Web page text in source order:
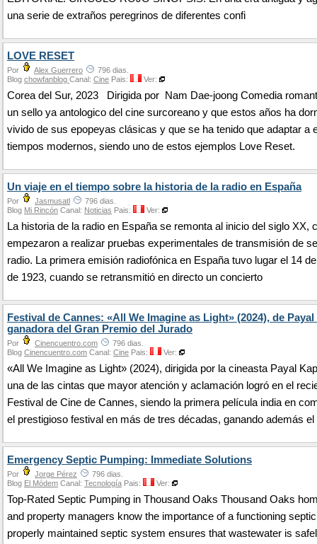
una serie de extraños peregrinos de diferentes confi
LOVE RESET
Por Alex Guerrero
796 dias.
Blog chowfanblog Canal: Cine Pais: Ver:
Corea del Sur, 2023 Dirigida por Nam Dae-joong Comedia
un sello ya antologico del cine surcoreano y que estos años ha
vivido de sus epopeyas clásicas y que se ha tenido que adaptar a
tiempos modernos, siendo uno de estos ejemplos Love Reset.
Un viaje en el tiempo sobre la historia de la radio en España
Por Jasmusatl
796 dias.
Blog Mi Rincón Canal: Noticias Pais: Ver:
La historia de la radio en España se remonta al inicio del siglo XX,
empezaron a realizar pruebas experimentales de transmisión de
radio. La primera emisión radiofónica en España tuvo lugar el 14
de 1923, cuando se retransmitió en directo un concierto
Festival de Cannes: «All We Imagine as Light» (2024), de
ganadora del Gran Premio del Jurado
Por Cinencuentro.com
796 dias.
Blog Cinencuentro.com Canal: Cine Pais: Ver:
«All We Imagine as Light» (2024), dirigida por la cineasta Payal
una de las cintas que mayor atención y aclamación logró en el
Festival de Cine de Cannes, siendo la primera película india en
el prestigioso festival en más de tres décadas, ganando además el
Emergency Septic Pumping: Immediate Solutions
Por Jorge Pérez
796 dias.
Blog El Módem Canal: Tecnología Pais: Ver:
Top-Rated Septic Pumping in Thousand Oaks Thousand Oaks
and property managers know the importance of a functioning
properly maintained septic system ensures that wastewater is